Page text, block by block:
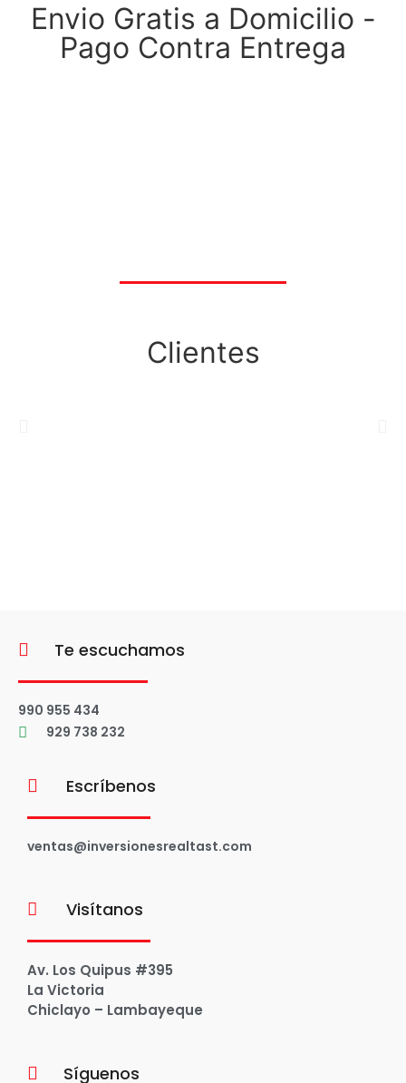
Envio Gratis a Domicilio -
Pago Contra Entrega
Clientes
Te escuchamos
990 955 434
929 738 232
Escríbenos
ventas@inversionesrealtast.com
Visítanos
Av. Los Quipus #395
La Victoria
Chiclayo – Lambayeque
Síguenos